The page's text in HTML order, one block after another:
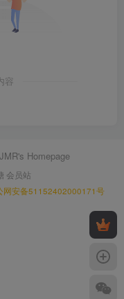
容
JMR's Homepage
会员站
网安备51152402000171号